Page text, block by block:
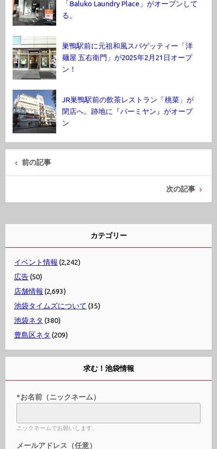
「Baluko Laundry Place」がオープンして
る。
巣鴨駅前に元祖和風スパゲッティー「洋
麺屋 五右衛門」が2025年2月21日オープ
ン！
JR巣鴨駅前の飲茶レストラン「桃菜」が
閉店へ。跡地に『バーミヤン』がオープ
ン
前の記事
次の記事
カテゴリー
イベント情報 (2,242)
広告(50)
店舗情報 (2,693)
池袋タイムズについて (35)
池袋ネタ (380)
豊島区ネタ (209)
求む！池袋情報
*お名前（ニックネーム）
ニックネームでお願いします。
メールアドレス（任意）